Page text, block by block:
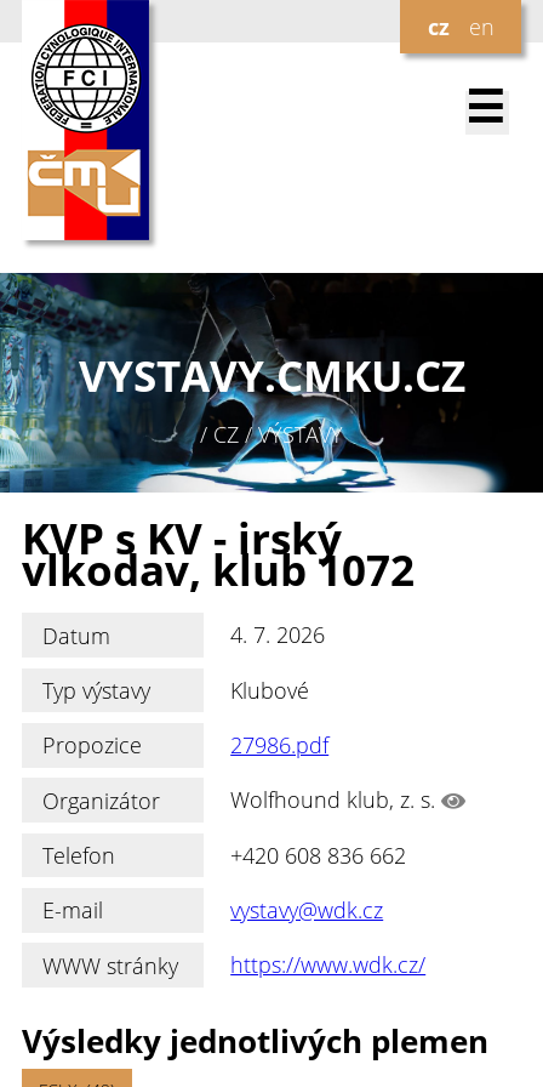
cz en
☰
VYSTAVY.CMKU.CZ
/ CZ / VÝSTAVY
KVP s KV - irský
vlkodav, klub 1072
Datum
4. 7. 2026
Typ výstavy
Klubové
Propozice
27986.pdf
Organizátor
Wolfhound klub, z. s.
Telefon
+420 608 836 662
E-mail
vystavy@wdk.cz
WWW stránky
https://www.wdk.cz/
Výsledky jednotlivých plemen